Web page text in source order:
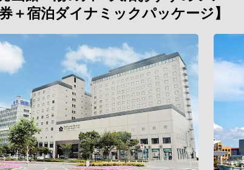
券＋宿泊ダイナミックパッケージ】